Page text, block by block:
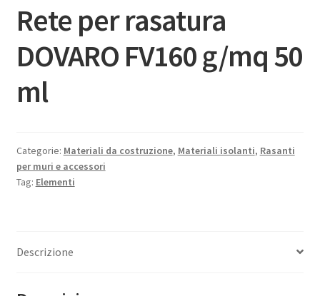
Rete per rasatura
DOVARO FV160 g/mq 50
ml
Categorie: Materiali da costruzione, Materiali isolanti, Rasanti
per muri e accessori
Tag: Elementi
Descrizione